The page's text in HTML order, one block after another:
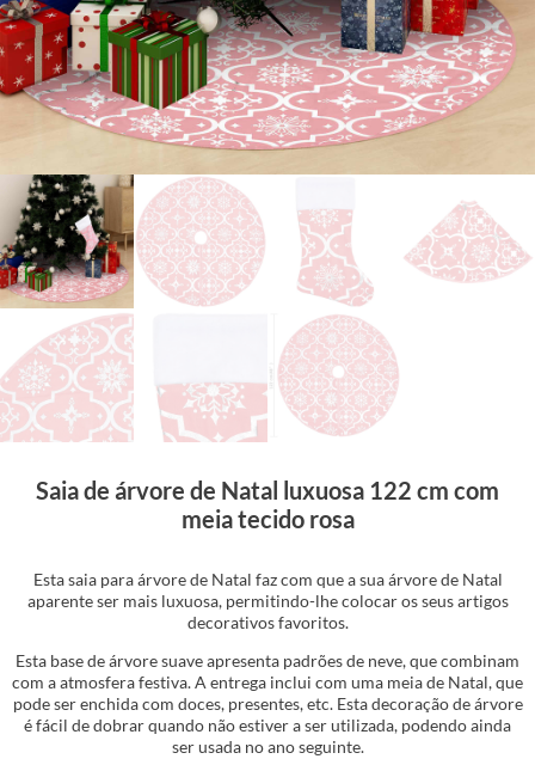
Saia de árvore de Natal luxuosa 122 cm com
meia tecido rosa
Esta saia para árvore de Natal faz com que a sua árvore de Natal
aparente ser mais luxuosa, permitindo-lhe colocar os seus artigos
decorativos favoritos.
Esta base de árvore suave apresenta padrões de neve, que combinam
com a atmosfera festiva. A entrega inclui com uma meia de Natal, que
pode ser enchida com doces, presentes, etc. Esta decoração de árvore
é fácil de dobrar quando não estiver a ser utilizada, podendo ainda
ser usada no ano seguinte.